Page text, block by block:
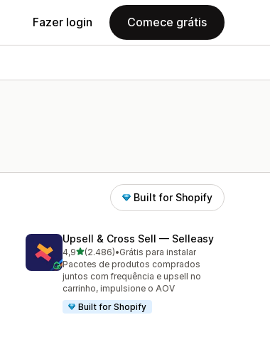
Fazer login Comece grátis
Built for Shopify
Upsell & Cross Sell — Selleasy
4,9de 5 estrelas
(2.486)
2486 avaliações ao todo
•Grátis para instalar
Pacotes de produtos comprados
juntos com frequência e upsell no
carrinho, impulsione o AOV
Built for Shopify